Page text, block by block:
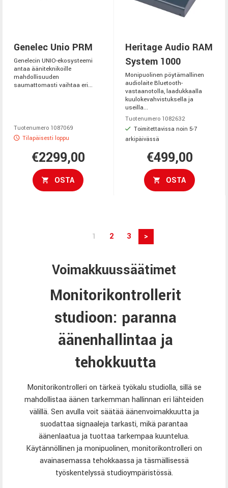
Genelec Unio PRM
Genelecin UNIO-ekosysteemi
antaa ääniteknikoille
mahdollisuuden
saumattomasti vaihtaa eri...
Tuotenumero 1087069
Tilapäisesti loppu
€2299,00
OSTA
Heritage Audio RAM
System 1000
Monipuolinen pöytämallinen
audiolaite Bluetooth-
vastaanotolla, laadukkaalla
kuulokevahvistuksella ja
useilla...
Tuotenumero 1082632
Toimitettavissa noin 5-7
arkipäivässä
€499,00
OSTA
1 2 3 >
Voimakkuussäätimet
Monitorikontrollerit
studioon: paranna
äänenhallintaa ja
tehokkuutta
Monitorikontrolleri on tärkeä työkalu studiolla, sillä se
mahdollistaa äänen tarkemman hallinnan eri lähteiden
välillä. Sen avulla voit säätää äänenvoimakkuutta ja
suodattaa signaaleja tarkasti, mikä parantaa
äänenlaatua ja tuottaa tarkempaa kuuntelua.
Käytännöllinen ja monipuolinen, monitorikontrolleri on
avainasemassa tehokkaassa ja täsmällisessä
työskentelyssä studioympäristössä.